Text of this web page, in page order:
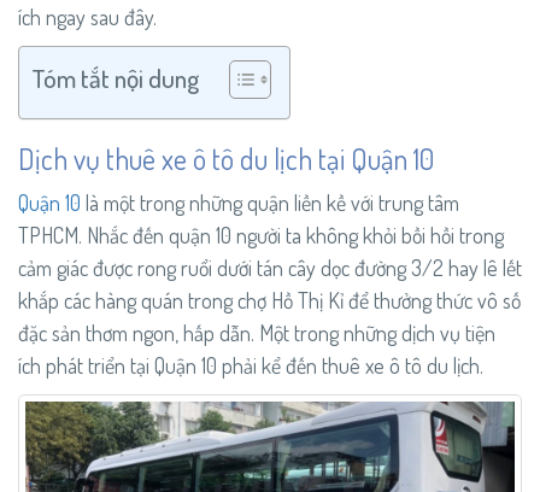
ích ngay sau đây.
Tóm tắt nội dung
Dịch vụ thuê xe ô tô du lịch tại Quận 10
Quận 10 là một trong những quận liền kề với trung tâm
TPHCM. Nhắc đến quận 10 người ta không khỏi bồi hồi trong
cảm giác được rong ruổi dưới tán cây dọc đường 3/2 hay lê lết
khắp các hàng quán trong chợ Hồ Thị Kỉ để thưởng thức vô số
đặc sản thơm ngon, hấp dẫn. Một trong những dịch vụ tiện
ích phát triển tại Quận 10 phải kể đến thuê xe ô tô du lịch.